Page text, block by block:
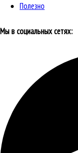
Полезно
Мы в социальных сетях: